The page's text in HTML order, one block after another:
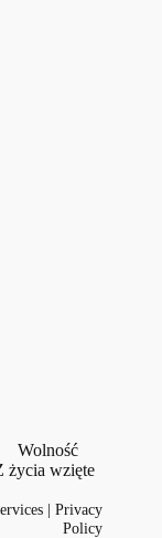
Wolność
życia wzięte
|Privacy
Policy